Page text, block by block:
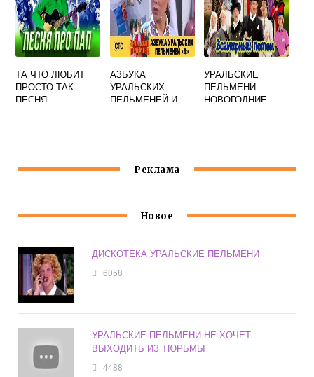
ТА ЧТО ЛЮБИТ
ПРОСТО ТАК
ПЕСНЯ
АЗБУКА
УРАЛЬСКИХ
ПЕЛЬМЕНЕЙ И
УРАЛЬСКИЕ
ПЕЛЬМЕНИ
НОВОГОДНИЕ
Реклама
Новое
ДИСКОТЕКА УРАЛЬСКИЕ ПЕЛЬМЕНИ
6058
УРАЛЬСКИЕ ПЕЛЬМЕНИ НЕ ХОЧЕТ
ВЫХОДИТЬ ИЗ ТЮРЬМЫ
4488